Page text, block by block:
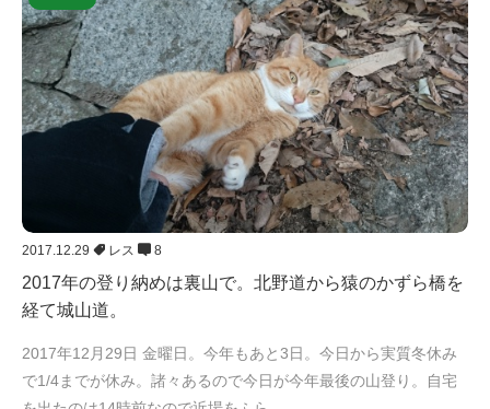
2017.12.29 レス 8
2017年の登り納めは裏山で。北野道から猿のかずら橋を
経て城山道。
2017年12月29日 金曜日。今年もあと3日。今日から実質冬休み
で1/4までが休み。諸々あるので今日が今年最後の山登り。自宅